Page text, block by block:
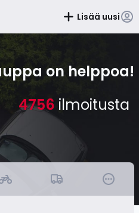
Lisää uusi
on helppoa!
4756 ilmoitusta